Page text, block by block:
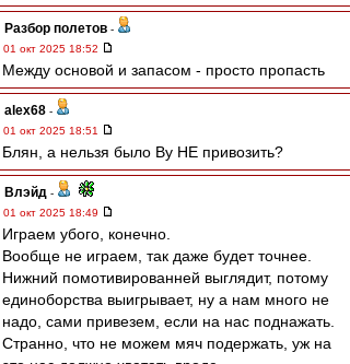
Разбор полетов -
01 окт 2025 18:52
Между основой и запасом - просто пропасть
alex68 -
01 окт 2025 18:51
Блян, а нельзя было Ву НЕ привозить?
Влэйд -
01 окт 2025 18:49
Играем убого, конечно.
Вообще не играем, так даже будет точнее.
Нижний помотивированней выглядит, потому
единоборства выигрывает, ну а нам много не
надо, сами привезем, если на нас поднажать.
Странно, что не можем мяч подержать, уж на